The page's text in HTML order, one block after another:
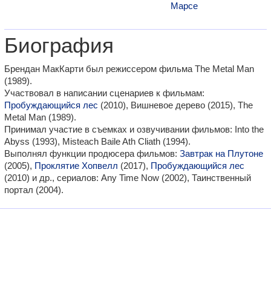
Марсе
Биография
Брендан МакКарти был режиссером фильма The Metal Man
(1989).
Участвовал в написании сценариев к фильмам:
Пробуждающийся лес (2010), Вишневое дерево (2015), The
Metal Man (1989).
Принимал участие в съемках и озвучивании фильмов: Into the
Abyss (1993), Misteach Baile Ath Cliath (1994).
Выполнял функции продюсера фильмов: Завтрак на Плутоне
(2005), Проклятие Хопвелл (2017), Пробуждающийся лес
(2010) и др., сериалов: Any Time Now (2002), Таинственный
портал (2004).